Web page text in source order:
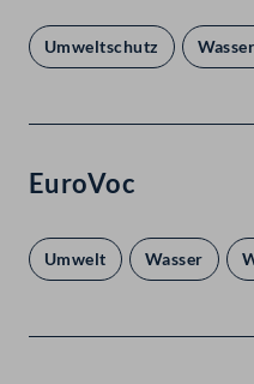
Umweltschutz
EuroVoc
Umwelt Wasser